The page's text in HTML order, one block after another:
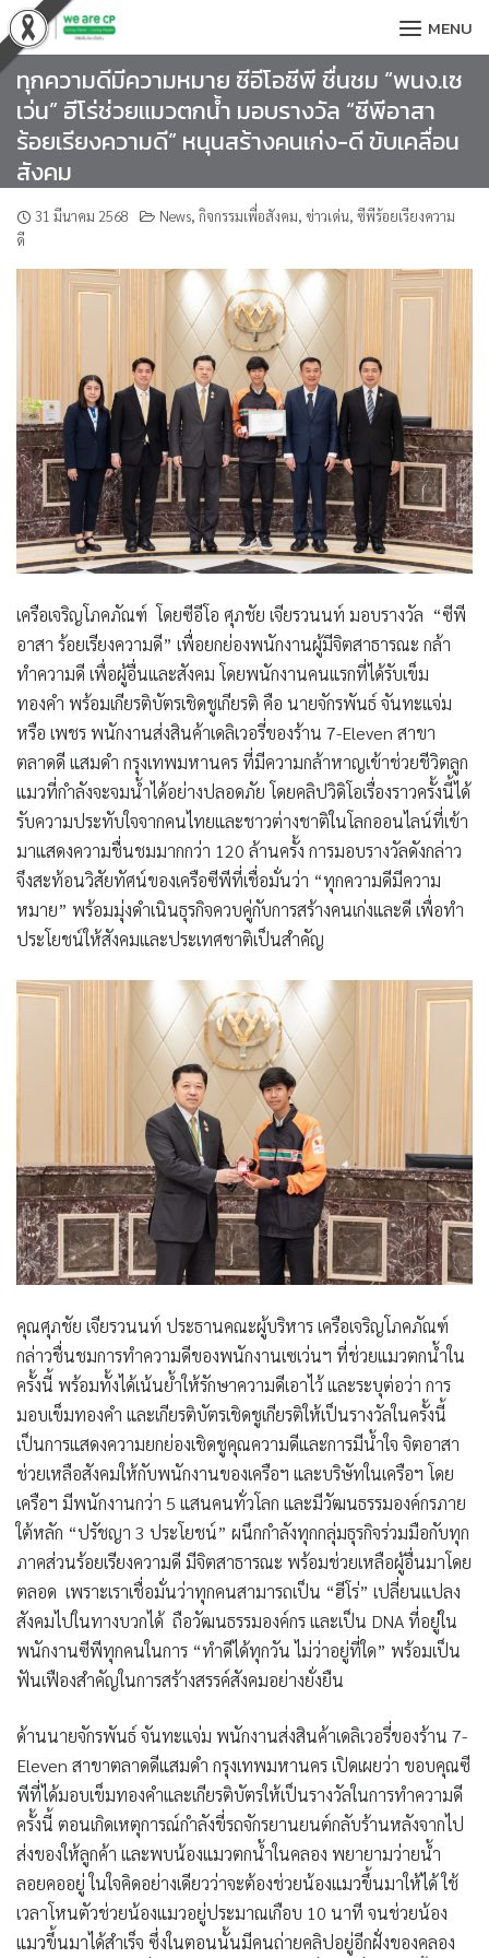
Skip
to
content
MENU
ทุกความดีมีความหมาย ซีอีโอซีพี ชื่นชม “พนง.เซ
เว่น” ฮีโร่ช่วยแมวตกน้ำ มอบรางวัล “ซีพีอาสา
ร้อยเรียงความดี” หนุนสร้างคนเก่ง-ดี ขับเคลื่อน
สังคม
31 มีนาคม 2568 News, กิจกรรมเพื่อสังคม, ข่าวเด่น, ซีพีร้อยเรียงความ
ดี
เครือเจริญโภคภัณฑ์ โดยซีอีโอ ศุภชัย เจียรวนนท์ มอบรางวัล “ซีพี
อาสา ร้อยเรียงความดี” เพื่อยกย่องพนักงานผู้มีจิตสาธารณะ กล้า
ทำความดี เพื่อผู้อื่นและสังคม โดยพนักงานคนแรกที่ได้รับเข็ม
ทองคำ พร้อมเกียรติบัตรเชิดชูเกียรติ คือ นายจักรพันธ์​ จันทะแจ่ม
หรือ เพชร พนักงานส่งสินค้าเดลิเวอรี่ของร้าน 7-Eleven สาขา
ตลาดดี แสมดำ กรุงเทพมหานคร ที่มีความกล้าหาญเข้าช่วยชีวิตลูก
แมวที่กำลังจะจมน้ำได้อย่างปลอดภัย โดยคลิปวิดิโอเรื่องราวครั้งนี้ได้
รับความประทับใจจากคนไทยและชาวต่างชาติในโลกออนไลน์ที่เข้า
มาแสดงความชื่นชมมากกว่า 120 ล้านครั้ง การมอบรางวัลดังกล่าว
จึงสะท้อนวิสัยทัศน์ของเครือซีพีที่เชื่อมั่นว่า “ทุกความดีมีความ
หมาย” พร้อมมุ่งดำเนินธุรกิจควบคู่กับการสร้างคนเก่งและดี เพื่อทำ
ประโยชน์ให้สังคมและประเทศชาติเป็นสำคัญ
คุณศุภชัย เจียรวนนท์ ประธานคณะผู้บริหาร เครือเจริญโภคภัณฑ์
กล่าวชื่นชมการทำความดีของพนักงานเซเว่นฯ ที่ช่วยแมวตกน้ำใน
ครั้งนี้ พร้อมทั้งได้เน้นย้ำให้รักษาความดีเอาไว้ และระบุต่อว่า การ
มอบเข็มทองคำ และเกียรติบัตรเชิดชูเกียรติให้เป็นรางวัลในครั้งนี้
เป็นการแสดงความยกย่องเชิดชูคุณความดีและการมีน้ำใจ จิตอาสา
ช่วยเหลือสังคมให้กับพนักงานของเครือฯ และบริษัทในเครือฯ โดย
เครือฯ มีพนักงานกว่า 5 แสนคนทั่วโลก และมีวัฒนธรรมองค์กรภาย
ใต้หลัก “ปรัชญา 3 ประโยชน์” ผนึกกำลังทุกกลุ่มธุรกิจร่วมมือกับทุก
ภาคส่วนร้อยเรียงความดี มีจิตสาธารณะ พร้อมช่วยเหลือผู้อื่นมาโดย
ตลอด เพราะเราเชื่อมั่นว่าทุกคนสามารถเป็น “ฮีโร่” เปลี่ยนแปลง
สังคมไปในทางบวกได้ ถือวัฒนธรรมองค์กร และเป็น DNA ที่อยู่ใน
พนักงานซีพีทุกคนในการ “ทำดีได้ทุกวัน ไม่ว่าอยู่ที่ใด” พร้อมเป็น
ฟันเฟืองสำคัญในการสร้างสรรค์สังคมอย่างยั่งยืน
ด้านนายจักรพันธ์​ จันทะแจ่ม พนักงานส่งสินค้าเดลิเวอรี่ของร้าน 7-
Eleven สาขาตลาดดีแสมดำ กรุงเทพมหานคร เปิดเผยว่า ขอบคุณซี
พีที่ได้มอบเข็มทองคำและเกียรติบัตรให้เป็นรางวัลในการทำความดี
ครั้งนี้ ตอนเกิดเหตุการณ์กำลังขี่รถจักรยานยนต์กลับร้านหลังจากไป
ส่งของให้ลูกค้า และพบน้องแมวตกน้ำในคลอง พยายามว่ายน้ำ
ลอยคออยู่ ในใจคิดอย่างเดียวว่าจะต้องช่วยน้องแมวขึ้นมาให้ได้ ใช้
เวลาโหนตัวช่วยน้องแมวอยู่ประมาณเกือบ 10 นาที จนช่วยน้อง
แมวขึ้นมาได้สำเร็จ ซึ่งในตอนนั้นมีคนถ่ายคลิปอยู่อีกฝั่งของคลอง